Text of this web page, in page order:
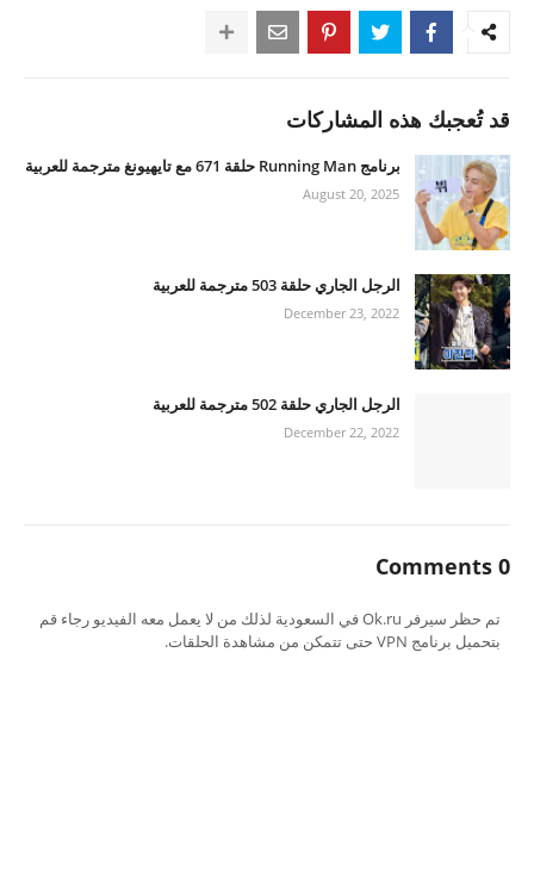
قد تُعجبك هذه المشاركات
برنامج Running Man حلقة 671 مع تايهيونغ مترجمة للعربية
August 20, 2025
الرجل الجاري حلقة 503 مترجمة للعربية
December 23, 2022
الرجل الجاري حلقة 502 مترجمة للعربية
December 22, 2022
0 Comments
تم حظر سيرفر Ok.ru في السعودية لذلك من لا يعمل معه الفيديو رجاء قم
بتحميل برنامج VPN حتى تتمكن من مشاهدة الحلقات.